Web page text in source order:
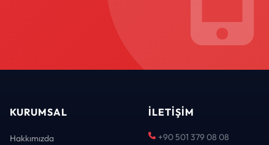
KURUMSAL
Hakkımızda
İLETIŞIM
+90 501 379 08 08